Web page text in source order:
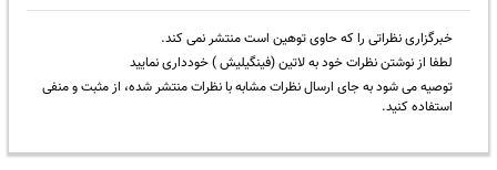
خبرگزاری نظراتی را که حاوی توهین است منتشر نمی کند.
لطفا از نوشتن نظرات خود به لاتین (فینگیلیش ) خودداری نمایید
توصیه می شود به جای ارسال نظرات مشابه با نظرات منتشر شده، از مثبت و منفی
استفاده کنید.